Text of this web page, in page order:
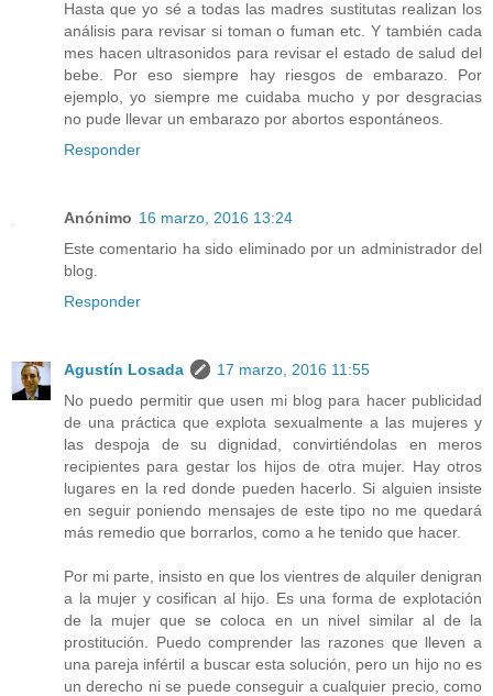
Hasta que yo sé a todas las madres sustitutas realizan los
análisis para revisar si toman o fuman etc. Y también cada
mes hacen ultrasonidos para revisar el estado de salud del
bebe. Por eso siempre hay riesgos de embarazo. Por
ejemplo, yo siempre me cuidaba mucho y por desgracias
no pude llevar un embarazo por abortos espontáneos.
Responder
Anónimo 16 marzo, 2016 13:24
Este comentario ha sido eliminado por un administrador del
blog.
Responder
Agustín Losada
17 marzo, 2016 11:55
No puedo permitir que usen mi blog para hacer publicidad
de una práctica que explota sexualmente a las mujeres y
las despoja de su dignidad, convirtiéndolas en meros
recipientes para gestar los hijos de otra mujer. Hay otros
lugares en la red donde pueden hacerlo. Si alguien insiste
en seguir poniendo mensajes de este tipo no me quedará
más remedio que borrarlos, como a he tenido que hacer.
Por mi parte, insisto en que los vientres de alquiler denigran
a la mujer y cosifican al hijo. Es una forma de explotación
de la mujer que se coloca en un nivel similar al de la
prostitución. Puedo comprender las razones que lleven a
una pareja infértil a buscar esta solución, pero un hijo no es
un derecho ni se puede conseguir a cualquier precio, como